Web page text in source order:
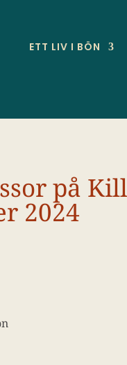
ETT LIV I BÖN
på
2024